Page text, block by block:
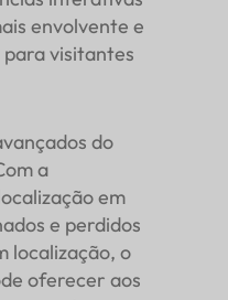
envolvente e
visitantes
do
a
em
e perdidos
localização, o
oferecer aos
JA
AR